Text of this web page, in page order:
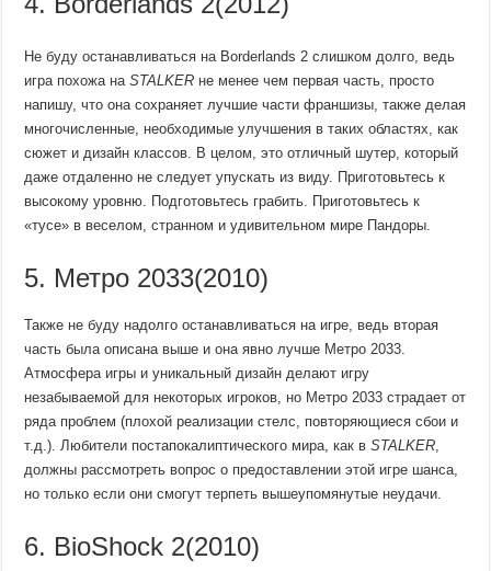
Не буду останавливаться на Borderlands 2 слишком долго, ведь
игра похожа наSTALKER не менее чем первая часть, просто
напишу, что она сохраняет лучшие части франшизы, также делая
многочисленные, необходимые улучшения в таких областях, как
сюжет и дизайн классов. В целом, это отличный шутер, который
даже отдаленно не следует упускать из виду. Приготовьтесь к
высокому уровню. Подготовьтесь грабить. Приготовьтесь к
«тусе» в веселом, странном и удивительном мире Пандоры.
5. Метро 2033(2010)
Также не буду надолго останавливаться на игре, ведь вторая
часть была описана выше и она явно лучше Метро 2033.
Атмосфера игры и уникальный дизайн делают игру
незабываемой для некоторых игроков, но Метро 2033 страдает от
ряда проблем (плохой реализации стелс, повторяющиеся сбои и
т.д.). Любители постапокалиптического мира, как вSTALKER
должны рассмотреть вопрос о предоставлении этой игре шанса,
но только если они смогут терпеть вышеупомянутые неудачи.
6. BioShock 2(2010)